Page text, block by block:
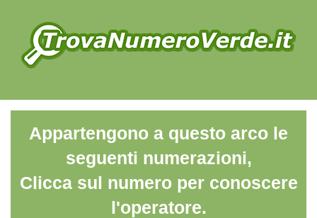
Appartengono a questo arco le
seguenti numerazioni,
Clicca sul numero per conoscere
l'operatore.